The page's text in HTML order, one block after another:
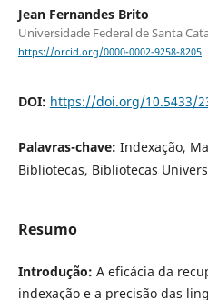
Jean Fernandes Brito
Universidade Federal de Santa
https://orcid.org/0000-0002-9258-8205
DOI: https://doi.org/10.5433/
Palavras-chave: Indexação,
Bibliotecas, Bibliotecas
Resumo
Introdução: A eficácia da
indexação e a precisão das